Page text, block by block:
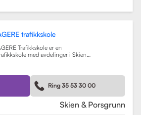
trafikkskole
Trafikkskole er en
med avdelinger i Skien
fra moped til buss
lastebil. Skolen har som mål å gi
elevene de nødvendige ferdighetene
holdningene for å bli trygge og
kompetente sjåfører, med et fokus
på nullvisjonen om ingen drepte
Ring 35 53 30 00
Skien & Porsgrunn